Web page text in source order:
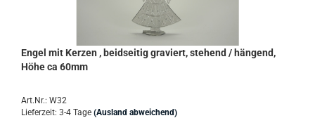
Engel mit Kerzen , beidseitig graviert, stehend / hängend,
Höhe ca 60mm
Art.Nr.: W32
Lieferzeit: 3-4 Tage (Ausland abweichend)